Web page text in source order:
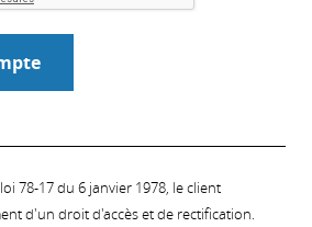
78-17 du 6 janvier 1978, le client
d'un droit d'accès et de rectification.